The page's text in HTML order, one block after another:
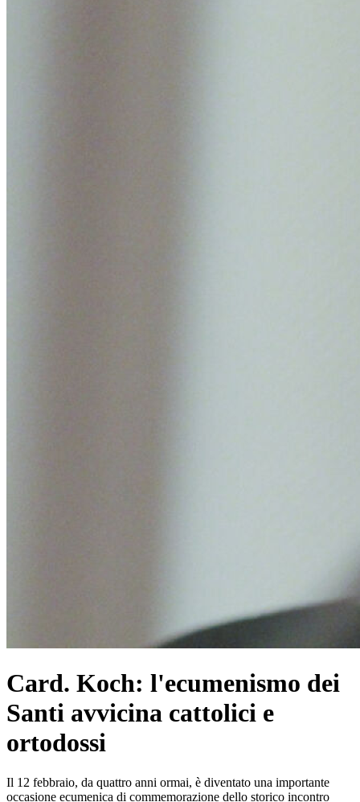
Card. Koch: l'ecumenismo dei
Santi avvicina cattolici e
ortodossi
Il 12 febbraio, da quattro anni ormai, è diventato una importante
occasione ecumenica di commemorazione dello storico incontro